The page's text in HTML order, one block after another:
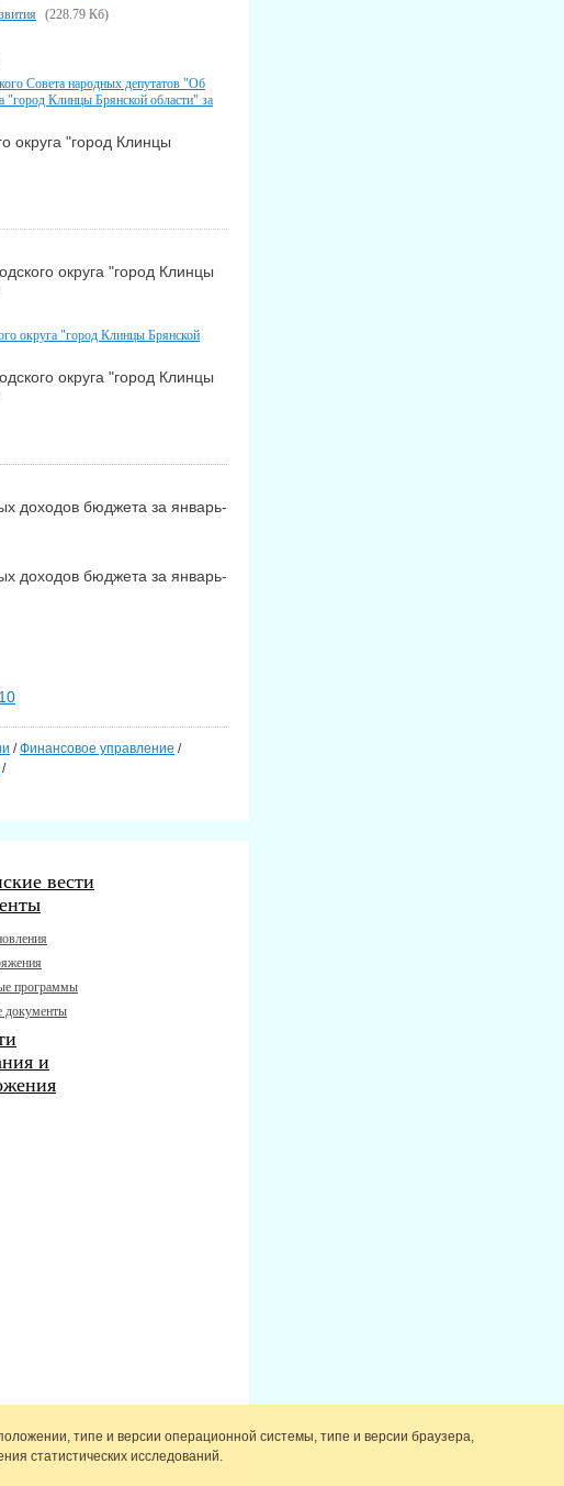
(228.79 Кб)
Совета народных депутатов "Об
"город Клинцы Брянской области" за
округа "город Клинцы
округа "город Клинцы
округа "город Клинцы Брянской
округа "город Клинцы
доходов бюджета за январь-
доходов бюджета за январь-
10
/Финансовое управление /
/
вести
программы
документы
и
типе и версии операционной системы, типе и версии браузера,
статистических исследований.